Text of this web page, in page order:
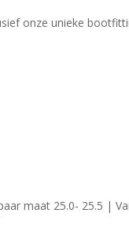
onze unieke
maat 25.0- 25.5 |